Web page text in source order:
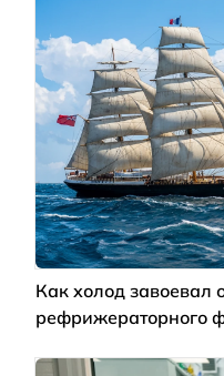
Как холод завоевал
рефрижераторного